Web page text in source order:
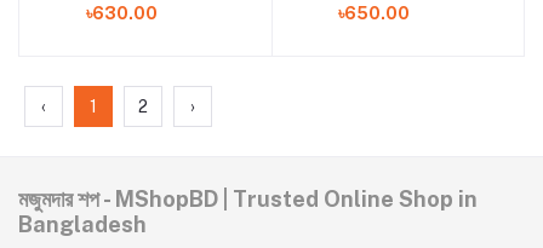
৳630.00 ৳650.00
‹ 1 2 ›
মজুমদার শপ - MShopBD | Trusted Online Shop in
Bangladesh